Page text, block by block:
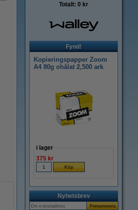
Totalt: 0 kr
Fynd!
Kopieringspapper Zoom
A4 80g ohålat 2,500 ark
i lager
375 kr
Nyhetsbrev